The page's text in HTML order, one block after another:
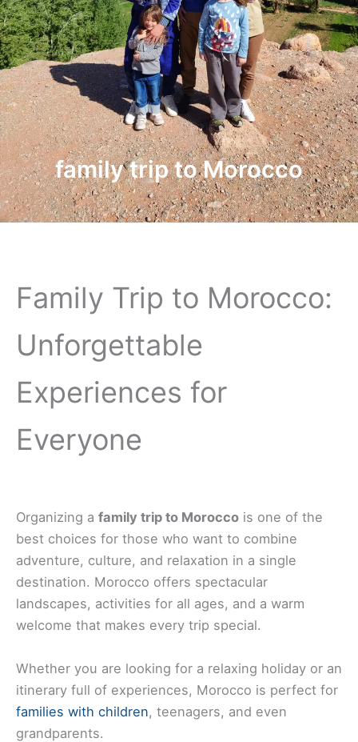
family trip to Morocco
Family Trip to Morocco:
Unforgettable
Experiences for
Everyone
Organizing a family trip to Morocco is one of the
best choices for those who want to combine
adventure, culture, and relaxation in a single
destination. Morocco offers spectacular
landscapes, activities for all ages, and a warm
welcome that makes every trip special.
Whether you are looking for a relaxing holiday or an
itinerary full of experiences, Morocco is perfect for
families with children, teenagers, and even
grandparents.